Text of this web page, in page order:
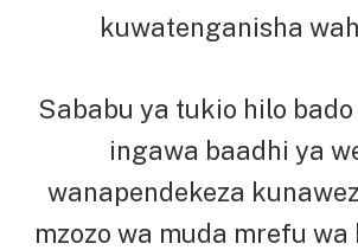
kuwatenganisha
Sababu ya tukio hilo
ingawa baadhi ya
wanapendekeza
mzozo wa muda mrefu